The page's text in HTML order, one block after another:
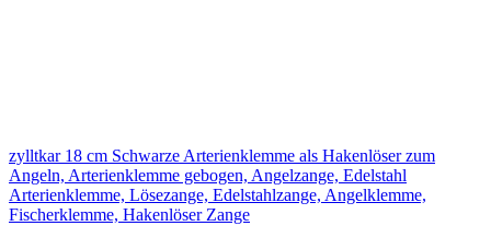
zylltkar 18 cm Schwarze Arterienklemme als Hakenlöser zum
Angeln, Arterienklemme gebogen, Angelzange, Edelstahl
Arterienklemme, Lösezange, Edelstahlzange, Angelklemme,
Fischerklemme, Hakenlöser Zange